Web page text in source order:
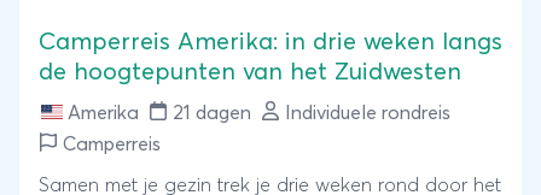
Camperreis Amerika: in drie weken langs
de hoogtepunten van het Zuidwesten
Amerika 21 dagen
Individuele rondreis
Camperreis
Samen met je gezin trek je drie weken rond door het